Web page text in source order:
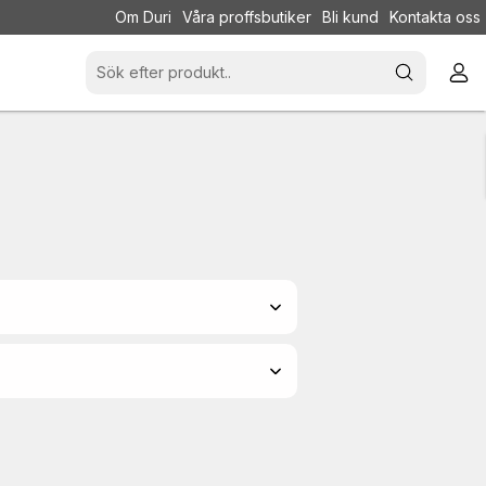
Om Duri Våra proffsbutiker Bli kund Kontakta oss